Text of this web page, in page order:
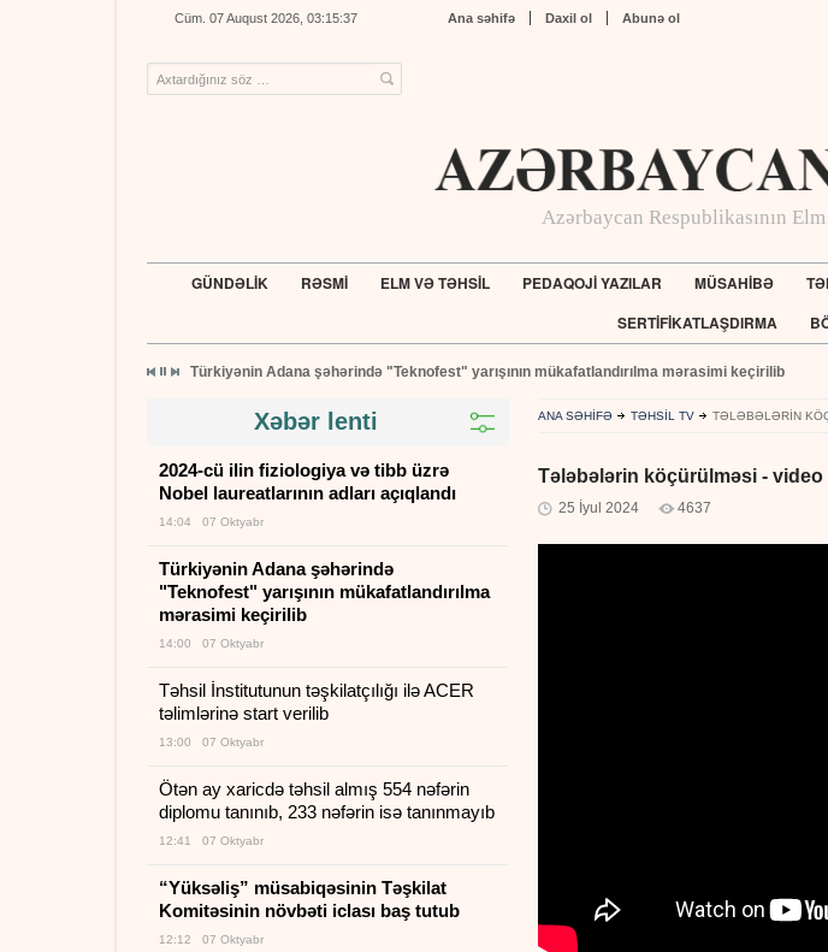
Cüm. 07 Auqust 2026, 03:15:37 Ana səhifə Daxil ol Abunə ol
Azərbaycan Respublikasının
GÜNDƏLİK RƏSMİ ELM VƏ TƏHSİL PEDAQOJİ YAZILAR MÜSAHİBƏ
SERTİFİKATLAŞDIRMA
Türkiyənin Adana şəhərində "Teknofest" yarışının mükafatlandırılma mərasimi keçirilib
ANA SƏHİFƏ TƏHSİL TV TƏLƏBƏLƏRIN
Tələbələrin köçürülməsi - video
25 İyul 2024 4637
Xəbər lenti
2024-cü ilin fiziologiya və tibb üzrə
Nobel laureatlarının adları açıqlandı
14:04 07 Oktyabr
Türkiyənin Adana şəhərində
"Teknofest" yarışının mükafatlandırılma
mərasimi keçirilib
14:00 07 Oktyabr
Təhsil İnstitutunun təşkilatçılığı ilə ACER
təlimlərinə start verilib
13:00 07 Oktyabr
Ötən ay xaricdə təhsil almış 554 nəfərin
diplomu tanınıb, 233 nəfərin isə tanınmayıb
12:41 07 Oktyabr
“Yüksəliş” müsabiqəsinin Təşkilat
Komitəsinin növbəti iclası baş tutub
12:12 07 Oktyabr